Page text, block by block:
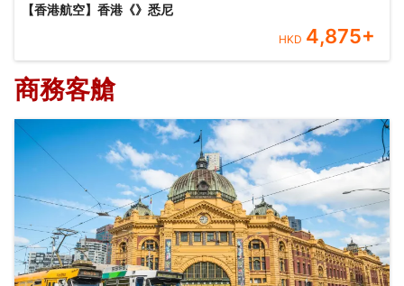
【香港航空】香港《》悉尼
HKD 4,875+
商務客艙